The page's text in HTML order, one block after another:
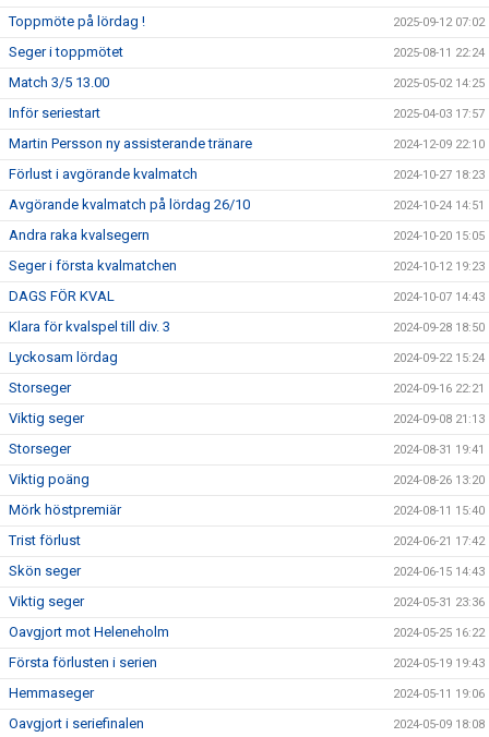
Toppmöte på lördag ! 2025-09-12 07:02
Seger i toppmötet 2025-08-11 22:24
Match 3/5 13.00 2025-05-02 14:25
Inför seriestart 2025-04-03 17:57
Martin Persson ny assisterande tränare 2024-12-09 22:10
Förlust i avgörande kvalmatch 2024-10-27 18:23
Avgörande kvalmatch på lördag 26/10 2024-10-24 14:51
Andra raka kvalsegern 2024-10-20 15:05
Seger i första kvalmatchen 2024-10-12 19:23
DAGS FÖR KVAL 2024-10-07 14:43
Klara för kvalspel till div. 3 2024-09-28 18:50
Lyckosam lördag 2024-09-22 15:24
Storseger 2024-09-16 22:21
Viktig seger 2024-09-08 21:13
Storseger 2024-08-31 19:41
Viktig poäng 2024-08-26 13:20
Mörk höstpremiär 2024-08-11 15:40
Trist förlust 2024-06-21 17:42
Skön seger 2024-06-15 14:43
Viktig seger 2024-05-31 23:36
Oavgjort mot Heleneholm 2024-05-25 16:22
Första förlusten i serien 2024-05-19 19:43
Hemmaseger 2024-05-11 19:06
Oavgjort i seriefinalen 2024-05-09 18:08